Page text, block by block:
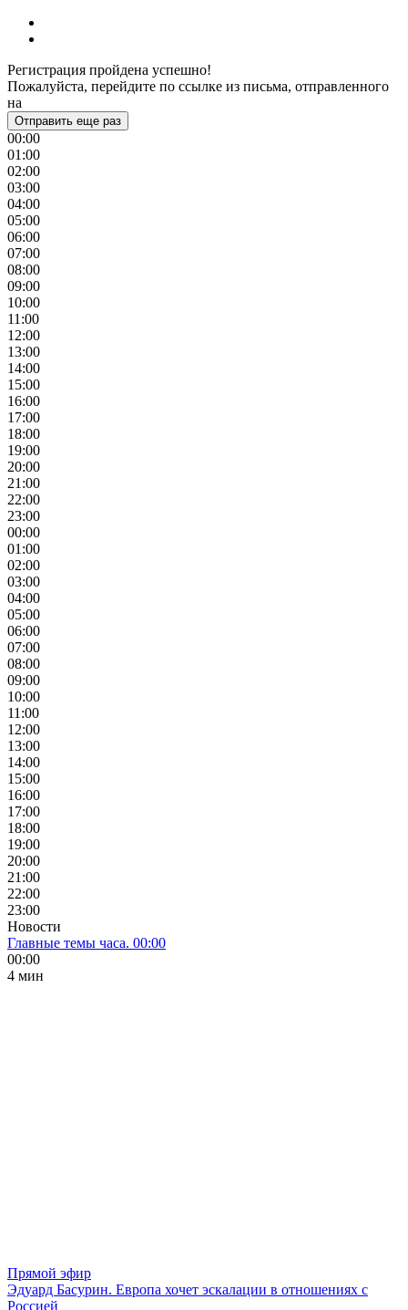
Регистрация пройдена успешно!
Пожалуйста, перейдите по ссылке из письма, отправленного
на
Отправить еще раз
00:00
01:00
02:00
03:00
04:00
05:00
06:00
07:00
08:00
09:00
10:00
11:00
12:00
13:00
14:00
15:00
16:00
17:00
18:00
19:00
20:00
21:00
22:00
23:00
00:00
01:00
02:00
03:00
04:00
05:00
06:00
07:00
08:00
09:00
10:00
11:00
12:00
13:00
14:00
15:00
16:00
17:00
18:00
19:00
20:00
21:00
22:00
23:00
Новости
Главные темы часа. 00:00
00:00
4 мин
Прямой эфир
Эдуард Басурин. Европа хочет эскалации в отношениях с
Россией